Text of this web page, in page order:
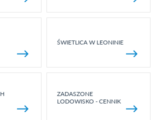
ŚWIETLICA W LEONINIE
ZADASZONE
LODOWISKO - CENNIK